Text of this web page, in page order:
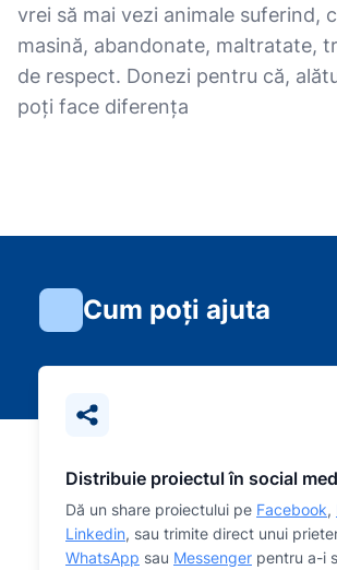
vrei să mai vezi animale suferind,
masină, abandonate, maltratate,
de respect. Donezi pentru că,
poți face diferența
Cum poți ajuta
Distribuie proiectul în social
Dă un share proiectului pe Facebook,
Linkedin, sau trimite direct unui
WhatsApp sau Messenger pentru a-i